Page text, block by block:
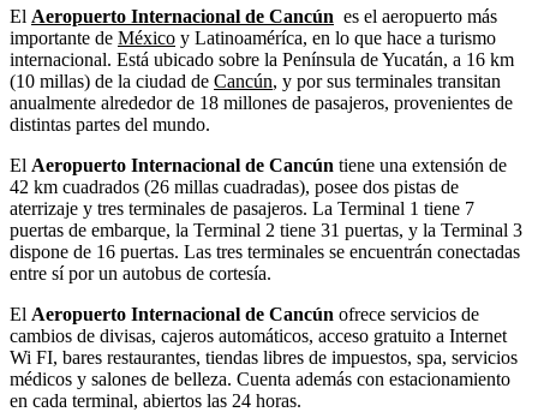
El Aeropuerto Internacional de Cancún es el aeropuerto más
importante de México y Latinoaméríca, en lo que hace a turismo
internacional. Está ubicado sobre la Península de Yucatán, a 16 km
(10 millas) de la ciudad de Cancún, y por sus terminales transitan
anualmente alrededor de 18 millones de pasajeros, provenientes de
distintas partes del mundo.
El Aeropuerto Internacional de Cancún tiene una extensión de
42 km cuadrados (26 millas cuadradas), posee dos pistas de
aterrizaje y tres terminales de pasajeros. La Terminal 1 tiene 7
puertas de embarque, la Terminal 2 tiene 31 puertas, y la Terminal 3
dispone de 16 puertas. Las tres terminales se encuentrán conectadas
entre sí por un autobus de cortesía.
El Aeropuerto Internacional de Cancún ofrece servicios de
cambios de divisas, cajeros automáticos, acceso gratuito a Internet
Wi FI, bares restaurantes, tiendas libres de impuestos, spa, servicios
médicos y salones de belleza. Cuenta además con estacionamiento
en cada terminal, abiertos las 24 horas.